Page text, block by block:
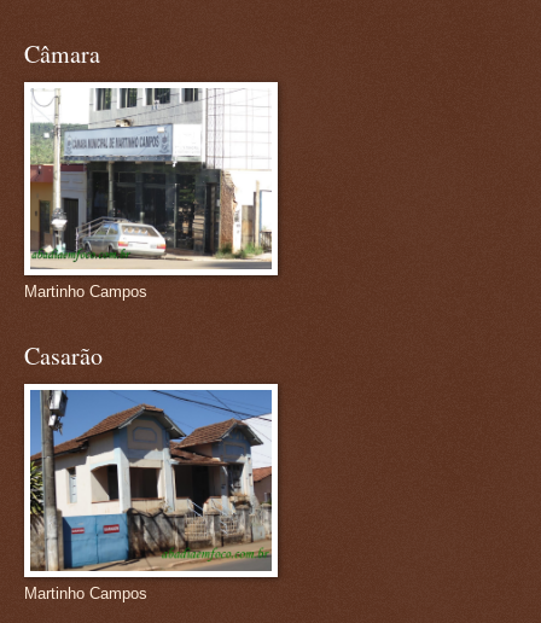
Câmara
Martinho Campos
Casarão
Martinho Campos